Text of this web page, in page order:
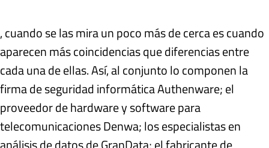
, cuando se las mira un poco más de cerca es cuando
aparecen más coincidencias que diferencias entre
cada una de ellas. Así, al conjunto lo componen la
firma de seguridad informática Authenware; el
proveedor de hardware y software para
telecomunicaciones Denwa; los especialistas en